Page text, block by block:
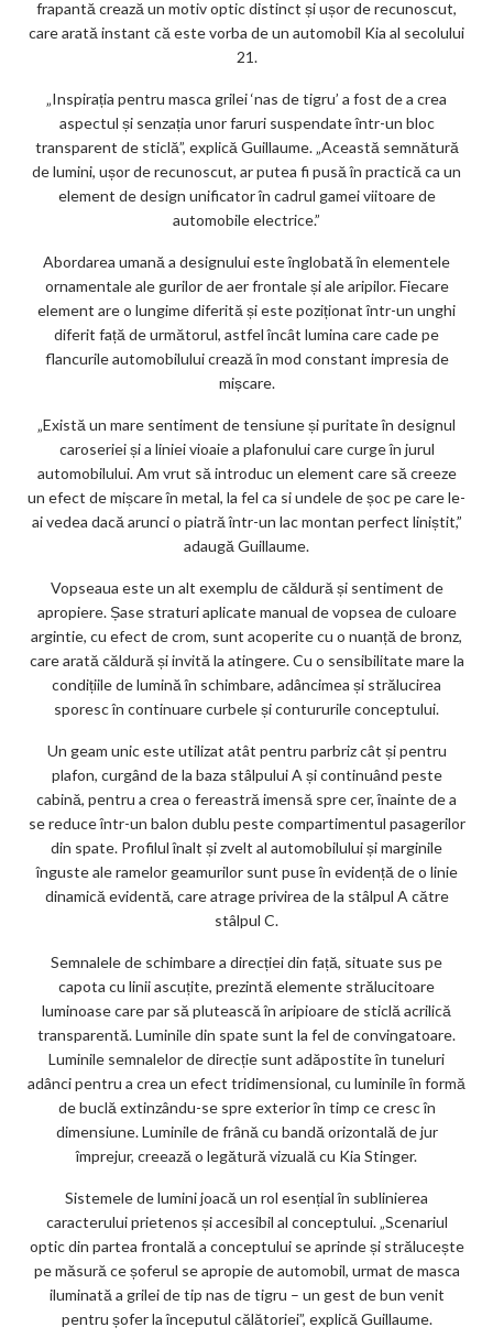
frapantă crează un motiv optic distinct și ușor de recunoscut,
care arată instant că este vorba de un automobil Kia al secolului
21.
„Inspirația pentru masca grilei ‘nas de tigru’ a fost de a crea
aspectul și senzația unor faruri suspendate într-un bloc
transparent de sticlă”, explică Guillaume. „Această semnătură
de lumini, ușor de recunoscut, ar putea fi pusă în practică ca un
element de design unificator în cadrul gamei viitoare de
automobile electrice.”
Abordarea umană a designului este înglobată în elementele
ornamentale ale gurilor de aer frontale și ale aripilor. Fiecare
element are o lungime diferită și este poziționat într-un unghi
diferit față de următorul, astfel încât lumina care cade pe
flancurile automobilului crează în mod constant impresia de
mișcare.
„Există un mare sentiment de tensiune și puritate în designul
caroseriei și a liniei vioaie a plafonului care curge în jurul
automobilului. Am vrut să introduc un element care să creeze
un efect de mișcare în metal, la fel ca si undele de șoc pe care le-
ai vedea dacă arunci o piatră într-un lac montan perfect liniștit,”
adaugă Guillaume.
Vopseaua este un alt exemplu de căldură și sentiment de
apropiere. Șase straturi aplicate manual de vopsea de culoare
argintie, cu efect de crom, sunt acoperite cu o nuanță de bronz,
care arată căldură și invită la atingere. Cu o sensibilitate mare la
condițiile de lumină în schimbare, adâncimea și strălucirea
sporesc în continuare curbele și contururile conceptului.
Un geam unic este utilizat atât pentru parbriz cât și pentru
plafon, curgând de la baza stâlpului A și continuând peste
cabină, pentru a crea o fereastră imensă spre cer, înainte de a
se reduce într-un balon dublu peste compartimentul pasagerilor
din spate. Profilul înalt și zvelt al automobilului și marginile
înguste ale ramelor geamurilor sunt puse în evidență de o linie
dinamică evidentă, care atrage privirea de la stâlpul A către
stâlpul C.
Semnalele de schimbare a direcției din față, situate sus pe
capota cu linii ascuțite, prezintă elemente strălucitoare
luminoase care par să plutească în aripioare de sticlă acrilică
transparentă. Luminile din spate sunt la fel de convingatoare.
Luminile semnalelor de direcție sunt adăpostite în tuneluri
adânci pentru a crea un efect tridimensional, cu luminile în formă
de buclă extinzându-se spre exterior în timp ce cresc în
dimensiune. Luminile de frână cu bandă orizontală de jur
împrejur, creează o legătură vizuală cu Kia Stinger.
Sistemele de lumini joacă un rol esențial în sublinierea
caracterului prietenos și accesibil al conceptului. „Scenariul
optic din partea frontală a conceptului se aprinde și strălucește
pe măsură ce șoferul se apropie de automobil, urmat de masca
iluminată a grilei de tip nas de tigru – un gest de bun venit
pentru șofer la începutul călătoriei”, explică Guillaume.